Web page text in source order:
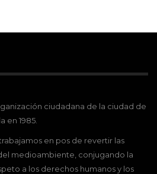
ciudadana de la ciudad de
en 1985.
en pos de revertir las
medioambiente, conjugando la
a los derechos humanos y los